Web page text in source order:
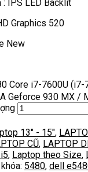
: IPS LED Backlit
Graphics 520
New
Core i7-7600U (i7-
Geforce 930 MX /
13" - 15",
CŨ, LAPTOP
, Laptop theo Size,
5480, dell